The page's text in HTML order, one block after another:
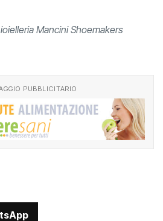
Mancini Shoemakers
PUBBLICITARIO